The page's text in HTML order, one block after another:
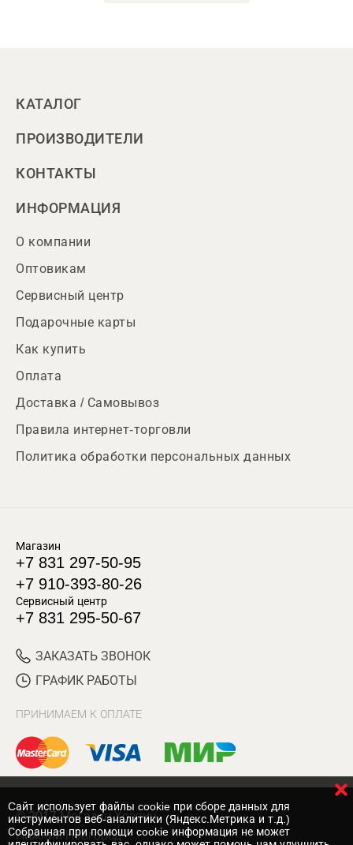
КАТАЛОГ
ПРОИЗВОДИТЕЛИ
КОНТАКТЫ
ИНФОРМАЦИЯ
О компании
Оптовикам
Сервисный центр
Подарочные карты
Как купить
Оплата
Доставка / Самовывоз
Правила интернет-торговли
Политика обработки персональных данных
Магазин
+7 831 297-50-95
+7 910-393-80-26
Сервисный центр
+7 831 295-50-67
ЗАКАЗАТЬ ЗВОНОК
ГРАФИК РАБОТЫ
ПРИНИМАЕМ К ОПЛАТЕ
© 2017 Магазин Хозяин
Нижний Новгород
Cайт использует файлы cookie при сборе данных для
инструментов веб-аналитики (Яндекс.Метрика и т.д.)
Собранная при помощи cookie информация не может